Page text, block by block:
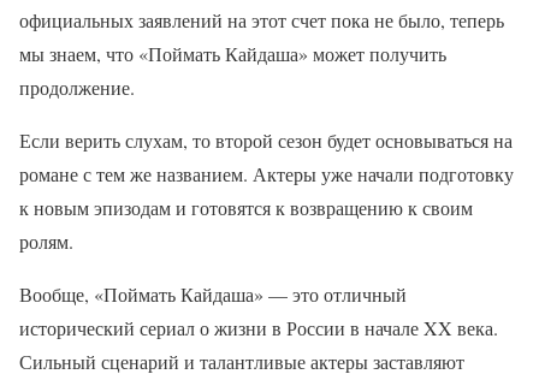
официальных заявлений на этот счет пока не было, теперь
мы знаем, что «Поймать Кайдаша» может получить
продолжение.
Если верить слухам, то второй сезон будет основываться на
романе с тем же названием. Актеры уже начали подготовку
к новым эпизодам и готовятся к возвращению к своим
ролям.
Вообще, «Поймать Кайдаша» — это отличный
исторический сериал о жизни в России в начале XX века.
Сильный сценарий и талантливые актеры заставляют